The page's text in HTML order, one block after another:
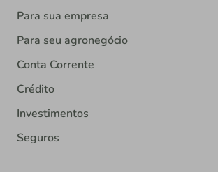
Para sua empresa
Para seu agronegócio
Conta Corrente
Crédito
Investimentos
Seguros